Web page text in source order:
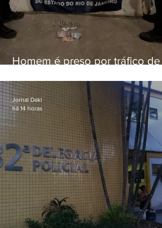
Homem é preso por tráfico de
Jornal Daki
há 14 horas